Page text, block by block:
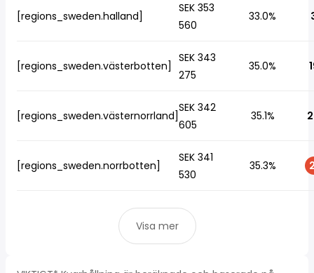
[regions_sweden.halland]
SEK 353
560
33.0%
[regions_sweden.västerbotten]
SEK 343
275
35.0%
[regions_sweden.västernorrland]
SEK 342
605
35.1%
[regions_sweden.norrbotten]
SEK 341
530
35.3%
Visa mer